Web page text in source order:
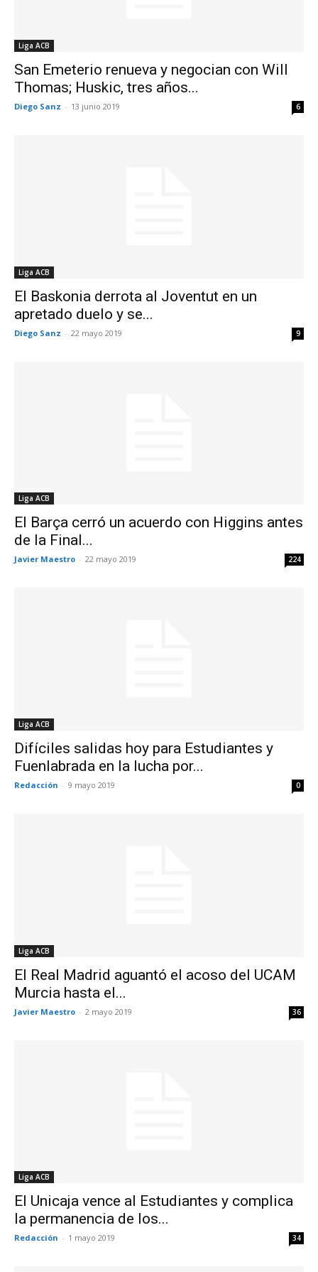
Liga ACB
San Emeterio renueva y negocian con Will
Thomas; Huskic, tres años...
Diego Sanz - 13 junio 2019 6
Liga ACB
El Baskonia derrota al Joventut en un
apretado duelo y se...
Diego Sanz - 22 mayo 2019 9
Liga ACB
El Barça cerró un acuerdo con Higgins antes
de la Final...
Javier Maestro - 22 mayo 2019 224
Liga ACB
Difíciles salidas hoy para Estudiantes y
Fuenlabrada en la lucha por...
Redacción - 9 mayo 2019 0
Liga ACB
El Real Madrid aguantó el acoso del UCAM
Murcia hasta el...
Javier Maestro - 2 mayo 2019 36
Liga ACB
El Unicaja vence al Estudiantes y complica
la permanencia de los...
Redacción - 1 mayo 2019 34